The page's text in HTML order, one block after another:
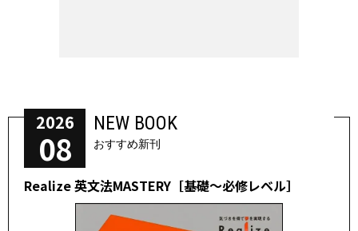
2026
08
NEW BOOK
おすすめ新刊
Realize 英文法MASTERY［基礎～必修レベル］